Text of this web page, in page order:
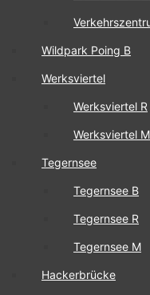
Wildpark Poing B
Werksviertel
Werksviertel R
Werksviertel M
Tegernsee
Tegernsee B
Tegernsee R
Tegernsee M
Hackerbrücke